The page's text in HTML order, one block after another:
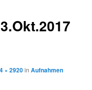
× 2920inAufnahmen